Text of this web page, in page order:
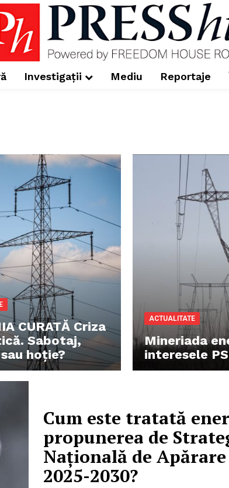
Investigații Mediu Reportaje
CURATĂ Criza
Sabotaj,
hoție?
ACTUALITATE
Mineriada
interesele
Cum este tratată
propunerea de
Națională de
2025-2030?